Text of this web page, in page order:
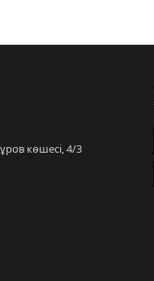
көшесі, 4/3